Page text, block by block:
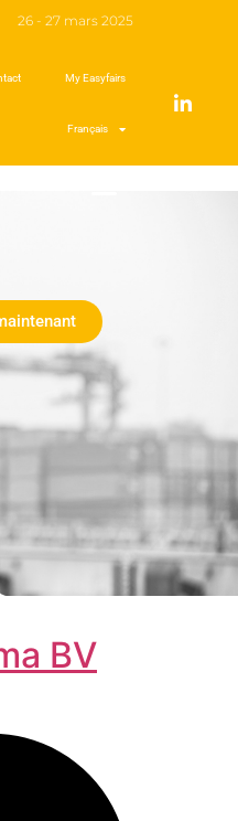
26 - 27 mars 2025
My Easyfairs
Français
BV